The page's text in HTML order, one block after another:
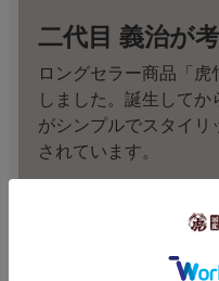
二代目 義治が
ロングセラー商品「
しました。誕生して
がシンプルでスタイリ
されています。